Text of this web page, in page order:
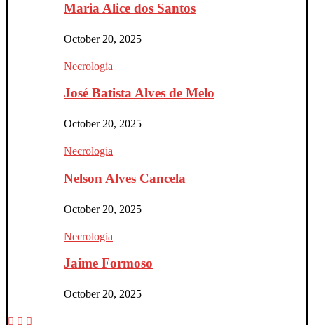
Maria Alice dos Santos
October 20, 2025
Necrologia
José Batista Alves de Melo
October 20, 2025
Necrologia
Nelson Alves Cancela
October 20, 2025
Necrologia
Jaime Formoso
October 20, 2025